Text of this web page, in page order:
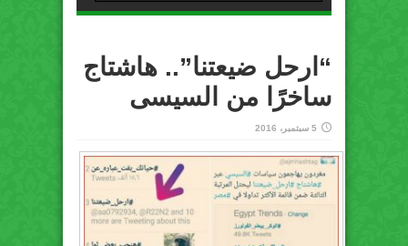
“ارحل ضيعتنا”.. هاشتاج
ساخرًا من السيسى
5 سبتمبر، 2016